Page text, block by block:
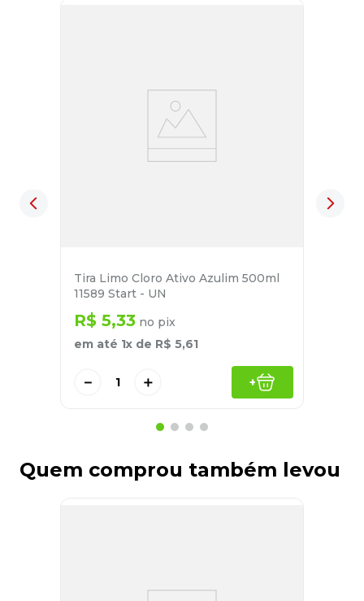
Tira Limo Cloro Ativo Azulim 500ml
11589 Start - UN
R$ 5,33 no pix
em até 1x de R$ 5,61
＋
－ +
Quem comprou também levou